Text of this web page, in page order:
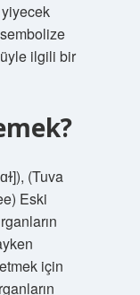
ilgili bir
(Tuva
Eski
için